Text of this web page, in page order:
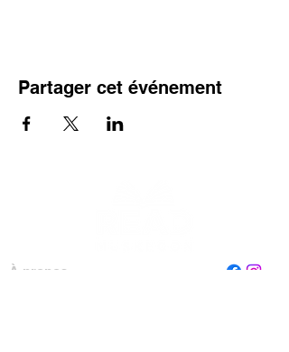
Partager cet événement
À propos